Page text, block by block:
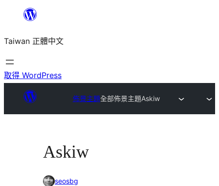
主
要
內
Taiwan 正體中文
取得 WordPress
佈景主題全部佈景主題Askiw
Askiw
seosbg